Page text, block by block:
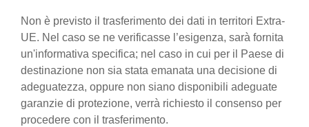
Non è previsto il trasferimento dei dati in territori Extra-
UE. Nel caso se ne verificasse l’esigenza, sarà fornita
un'informativa specifica; nel caso in cui per il Paese di
destinazione non sia stata emanata una decisione di
adeguatezza, oppure non siano disponibili adeguate
garanzie di protezione, verrà richiesto il consenso per
procedere con il trasferimento.